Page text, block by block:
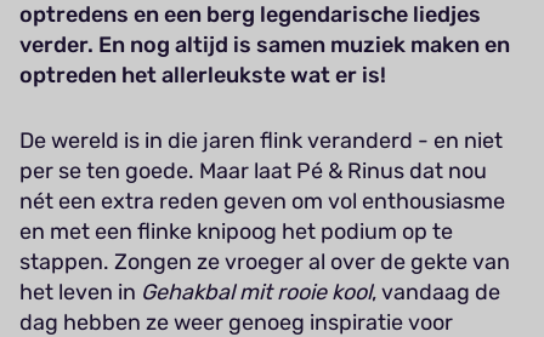
optredens en een berg legendarische liedjes
verder. En nog altijd is samen muziek maken en
optreden het allerleukste wat er is!
De wereld is in die jaren flink veranderd - en niet
per se ten goede. Maar laat Pé & Rinus dat nou
nét een extra reden geven om vol enthousiasme
en met een flinke knipoog het podium op te
stappen. Zongen ze vroeger al over de gekte van
het leven in Gehakbal mit rooie kool, vandaag de
dag hebben ze weer genoeg inspiratie voor